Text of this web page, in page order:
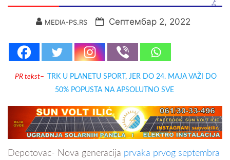
MEDIA-PS.RS Септембар 2, 2022
PR tekst–
TRK U PLANETU SPORT, JER DO 24. MAJA VAŽI DO
50% POPUSTA NA APSOLUTNO SVE
Depotovac- Nova generacija prvaka prvog septembra